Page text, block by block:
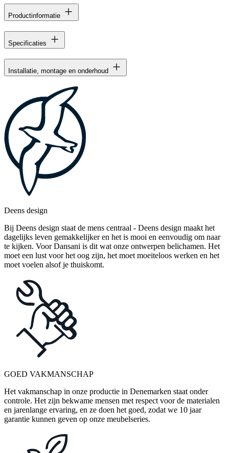
Productinformatie
Specificaties
Installatie, montage en onderhoud
Deens design
Bij Deens design staat de mens centraal - Deens design maakt het
dagelijks leven gemakkelijker en het is mooi en eenvoudig om naar
te kijken. Voor Dansani is dit wat onze ontwerpen belichamen. Het
moet een lust voor het oog zijn, het moet moeiteloos werken en het
moet voelen alsof je thuiskomt.
GOED VAKMANSCHAP
Het vakmanschap in onze productie in Denemarken staat onder
controle. Het zijn bekwame mensen met respect voor de materialen
en jarenlange ervaring, en ze doen het goed, zodat we 10 jaar
garantie kunnen geven op onze meubelseries.